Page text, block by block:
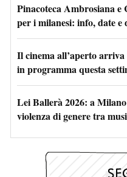
Pinacoteca Ambrosiana
per i milanesi: info, date e
Il cinema all’aperto
in programma questa
Lei Ballerà 2026: a
violenza di genere tra